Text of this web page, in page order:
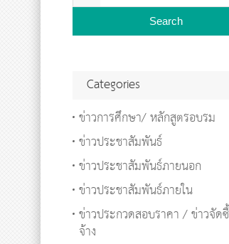
Search
Categories
ข่าวการศึกษา/ หลักสูตรอบรม
ข่าวประชาสัมพันธ์
ข่าวประชาสัมพันธ์ภายนอก
ข่าวประชาสัมพันธ์ภายใน
ข่าวประกวดสอบราคา / ข่าวจัด
จ้าง